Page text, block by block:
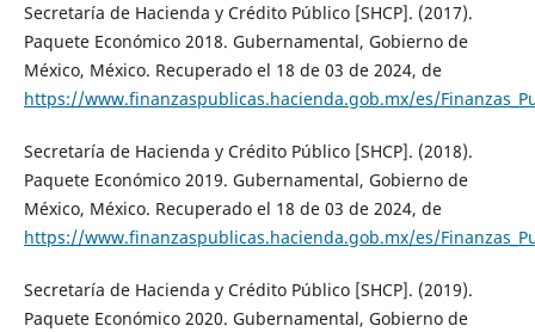
Secretaría de Hacienda y Crédito Público [SHCP]. (2017).
Paquete Económico 2018. Gubernamental, Gobierno de
México, México. Recuperado el 18 de 03 de 2024, de
https://www.finanzaspublicas.hacienda.gob.mx/es/
Secretaría de Hacienda y Crédito Público [SHCP]. (2018).
Paquete Económico 2019. Gubernamental, Gobierno de
México, México. Recuperado el 18 de 03 de 2024, de
https://www.finanzaspublicas.hacienda.gob.mx/es/
Secretaría de Hacienda y Crédito Público [SHCP]. (2019).
Paquete Económico 2020. Gubernamental, Gobierno de